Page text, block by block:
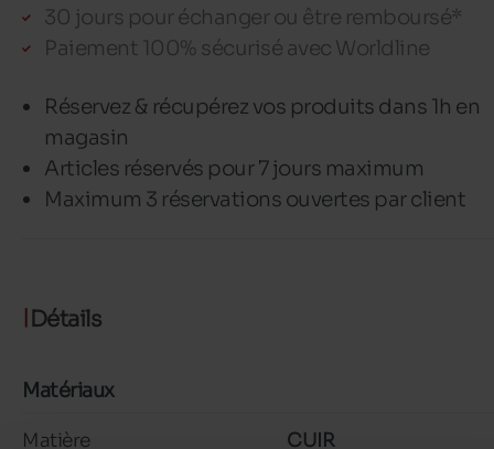
30 jours pour échanger ou être remboursé*
Paiement 100% sécurisé avec Worldline
Réservez & récupérez vos produits dans 1h en
magasin
Articles réservés pour 7 jours maximum
Maximum 3 réservations ouvertes par client
Détails
Matériaux
Matière CUIR